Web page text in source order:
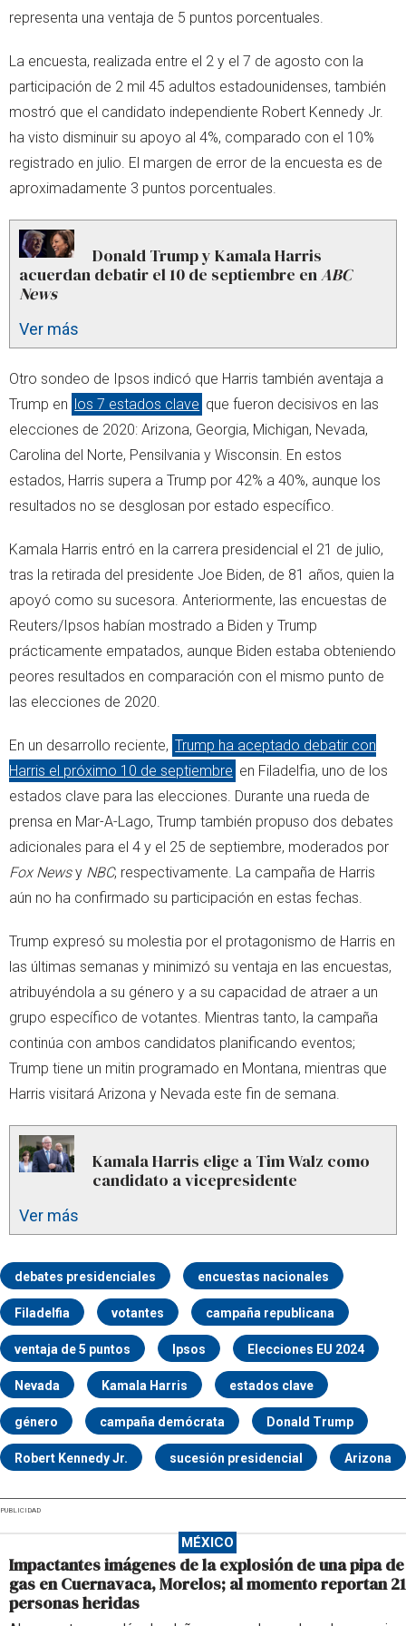
representa una ventaja de 5 puntos porcentuales.
La encuesta, realizada entre el 2 y el 7 de agosto con la
participación de 2 mil 45 adultos estadounidenses, también
mostró que el candidato independiente Robert Kennedy Jr.
ha visto disminuir su apoyo al 4%, comparado con el 10%
registrado en julio. El margen de error de la encuesta es de
aproximadamente 3 puntos porcentuales.
Donald Trump y Kamala Harris
acuerdan debatir el 10 de septiembre enABC
News
Ver más
Otro sondeo de Ipsos indicó que Harris también aventaja a
Trump en los 7 estados clave que fueron decisivos en las
elecciones de 2020: Arizona, Georgia, Michigan, Nevada,
Carolina del Norte, Pensilvania y Wisconsin. En estos
estados, Harris supera a Trump por 42% a 40%, aunque los
resultados no se desglosan por estado específico.
Kamala Harris entró en la carrera presidencial el 21 de julio,
tras la retirada del presidente Joe Biden, de 81 años, quien la
apoyó como su sucesora. Anteriormente, las encuestas de
Reuters/Ipsos habían mostrado a Biden y Trump
prácticamente empatados, aunque Biden estaba obteniendo
peores resultados en comparación con el mismo punto de
las elecciones de 2020.
En un desarrollo reciente, Trump ha aceptado debatir con
Harris el próximo 10 de septiembre en Filadelfia, uno de los
estados clave para las elecciones. Durante una rueda de
prensa en Mar-A-Lago, Trump también propuso dos debates
adicionales para el 4 y el 25 de septiembre, moderados por
Fox Newsy NBC, respectivamente. La campaña de Harris
aún no ha confirmado su participación en estas fechas.
Trump expresó su molestia por el protagonismo de Harris en
las últimas semanas y minimizó su ventaja en las encuestas,
atribuyéndola a su género y a su capacidad de atraer a un
grupo específico de votantes. Mientras tanto, la campaña
continúa con ambos candidatos planificando eventos;
Trump tiene un mitin programado en Montana, mientras que
Harris visitará Arizona y Nevada este fin de semana.
Kamala Harris elige a Tim Walz como
candidato a vicepresidente
Ver más
debates presidenciales encuestas nacionales
Filadelfia votantes campaña republicana
ventaja de 5 puntos Ipsos Elecciones EU 2024
Nevada Kamala Harris estados clave
género campaña demócrata Donald Trump
Robert Kennedy Jr. sucesión presidencial Arizona
PUBLICIDAD
MÉXICO
Impactantes imágenes de la explosión de una pipa de
gas en Cuernavaca, Morelos; al momento reportan 21
personas heridas